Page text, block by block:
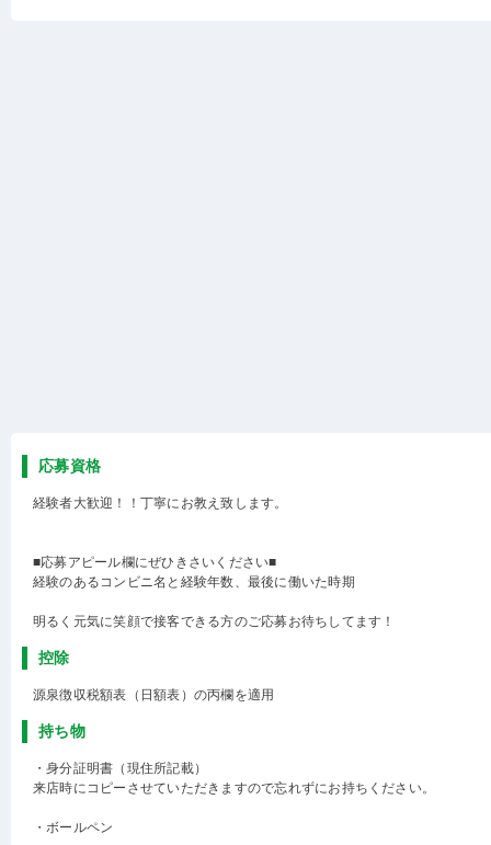
応募資格
経験者大歓迎！！丁寧にお教え致します。
■応募アピール欄にぜひきさいください■
経験のあるコンビニ名と経験年数、最後に働いた時期
明るく元気に笑顔で接客できる方のご応募お待ちしてます！
控除
源泉徴収税額表（日額表）の丙欄を適用
持ち物
・身分証明書（現住所記載）
来店時にコピーさせていただきますので忘れずにお持ちください。
・ボールペン